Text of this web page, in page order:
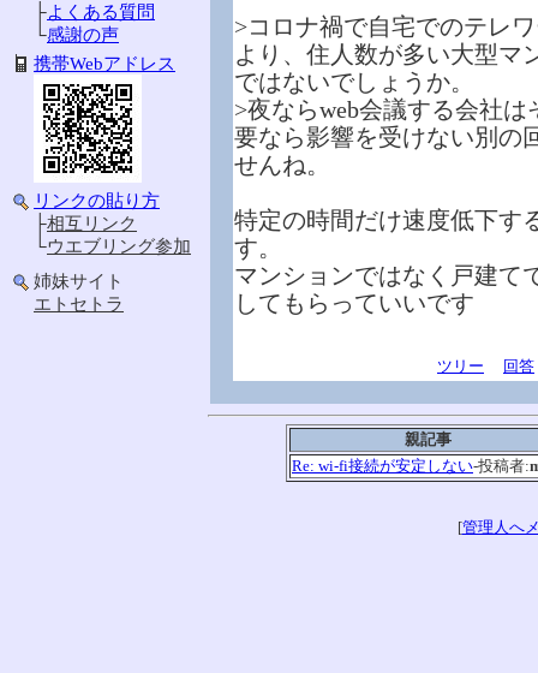
├よくある質問
└感謝の声
携帯Webアドレス
リンクの貼り方
├相互リンク
└ウエブリング参加
姉妹サイト
エトセトラ
>コロナ禍で自宅でのテレ
より、住人数が多い大型マ
ではないでしょうか。
>夜ならweb会議する会社
要なら影響を受けない別の
せんね。
特定の時間だけ速度低下す
す。
マンションではなく戸建て
してもらっていいです
ツリー 回答
親記事
Re: wi-fi接続が安定しない-投稿者:
[管理人へ